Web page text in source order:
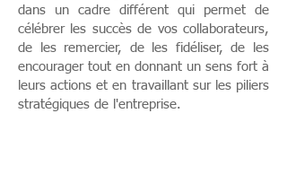
dans un cadre différent qui permet de
célébrer les succès de vos collaborateurs,
de les remercier, de les fidéliser, de les
encourager tout en donnant un sens fort à
leurs actions et en travaillant sur les piliers
stratégiques de l'entreprise.